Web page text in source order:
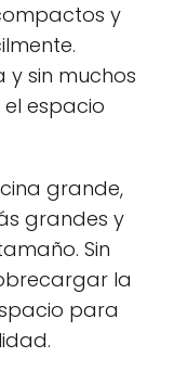
y
y sin muchos
espacio
grande,
grandes y
Sin
la
para